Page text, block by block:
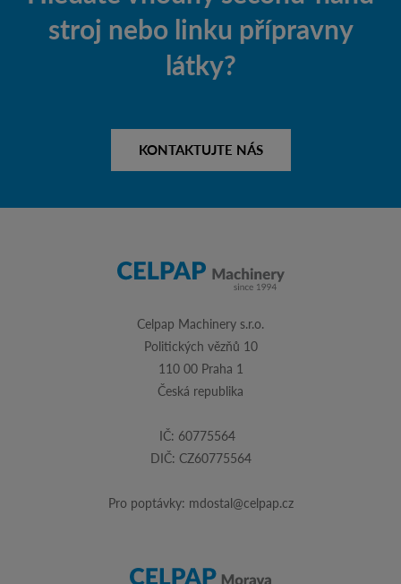
stroj nebo linku přípravny
látky?
KONTAKTUJTE NÁS
Celpap Machinery s.r.o.
Politických vězňů 10
110 00 Praha 1
Česká republika
IČ: 60775564
DIČ: CZ60775564
Pro poptávky: mdostal@celpap.cz